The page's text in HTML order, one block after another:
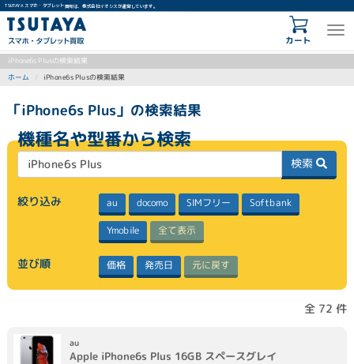
TSUTAYA スマホ・タブレット買取は、株式会社イオシスが運営しています。
カート
iPhone6s Plusの検索結果
ホーム iPhone6s Plusの検索結果
「iPhone6s Plus」の検索結果
機種名や型番から検索
検索
絞り込み au docomo SIMフリー Softbank
Ymobile 全て表示
並び順 価格 発売日 元に戻す
全 72 件
au
Apple iPhone6s Plus 16GB スペースグレイ